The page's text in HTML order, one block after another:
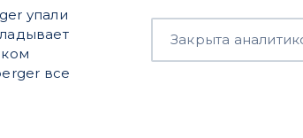
упали
все
Закрыта